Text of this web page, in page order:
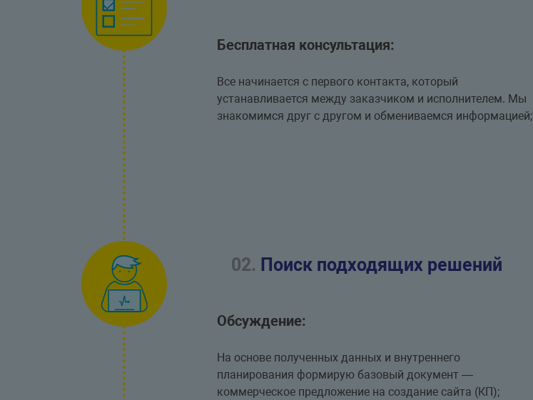
Бесплатная консультация:
Все начинается с первого контакта, который
устанавливается между заказчиком и исполнителем. Мы
знакомимся друг с другом и обмениваемся информацией;
02. Поиск подходящих решений
Обсуждение:
На основе полученных данных и внутреннего
планирования формирую базовый документ —
коммерческое предложение на создание сайта (КП);